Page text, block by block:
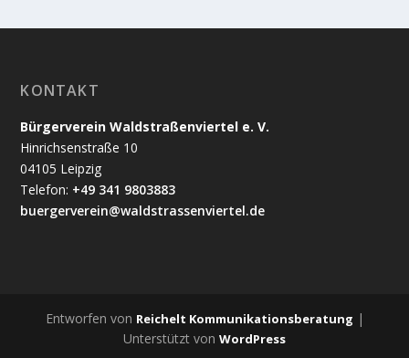
KONTAKT
Bürgerverein Waldstraßenviertel e. V.
Hinrichsenstraße 10
04105 Leipzig
Telefon: +49 341 9803883
buergerverein@waldstrassenviertel.de
Entworfen von Reichelt Kommunikationsberatung |
Unterstützt von WordPress